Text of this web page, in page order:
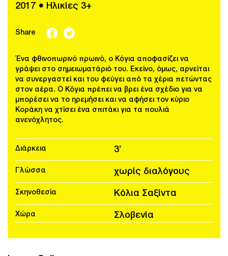
2017 ● Ηλικίες 3+
Share
Ένα φθινοπωρινό πρωινό, ο Κόγια αποφασίζει να
γράψει στο σημειωματάριό του. Εκείνο, όμως, αρνείται
να συνεργαστεί και του φεύγει από τα χέρια πετώντας
στον αέρα. Ο Κόγια πρέπει να βρει ένα σχέδιο για να
μπορέσει να το ηρεμήσει και να αφήσει τον κύριο
Κοράκη να χτίσει ένα σπιτάκι για τα πουλιά
ανενόχλητος.
Διάρκεια 3’
Γλώσσα χωρίς διαλόγους
Σκηνοθεσία Κόλια Σαξίντα
Χώρα Σλοβενία